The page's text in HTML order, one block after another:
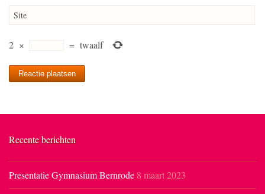
Site
2 × = twaalf
Recente berichten
Presentatie Gymnasium Bernrode 8 maart 2023